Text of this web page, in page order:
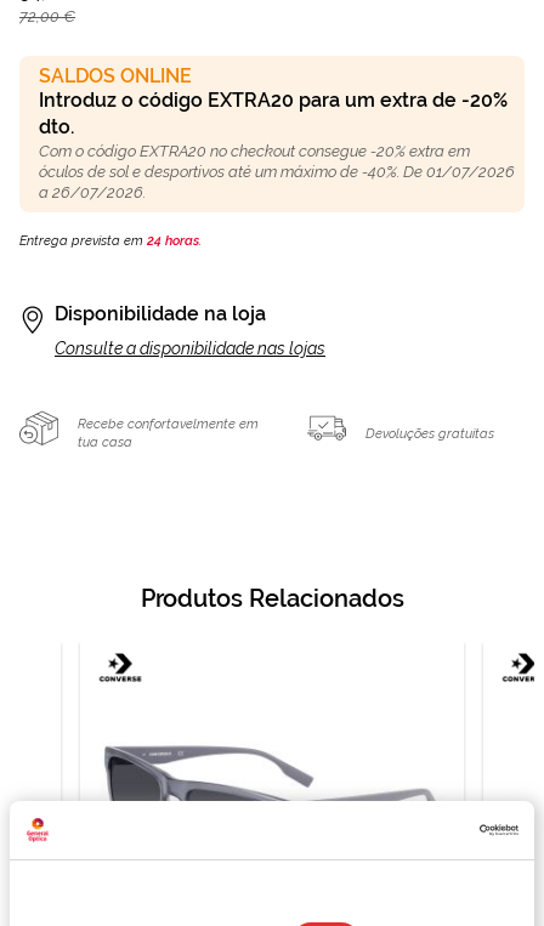
72,00 €
SALDOS ONLINE
Introduz o código EXTRA20 para um extra de -20%
dto.
Com o código EXTRA20 no checkout consegue -20% extra em
óculos de sol e desportivos até um máximo de -40%. De 01/07/2026
a 26/07/2026.
Entrega prevista em24 horas.
Disponibilidade na loja
Consulte a disponibilidade nas lojas
Recebe confortavelmente em
tua casa
Devoluções gratuitas
Produtos Relacionados